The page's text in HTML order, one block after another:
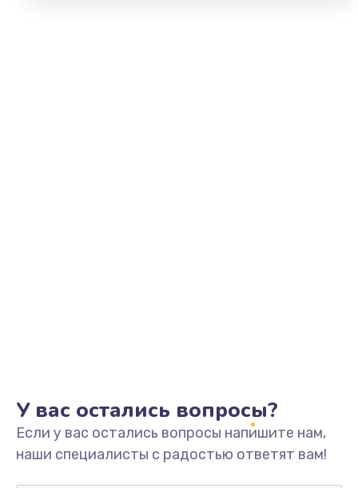
У вас остались вопросы?
Если у вас остались вопросы напишите нам,
наши специалисты с радостью ответят вам!